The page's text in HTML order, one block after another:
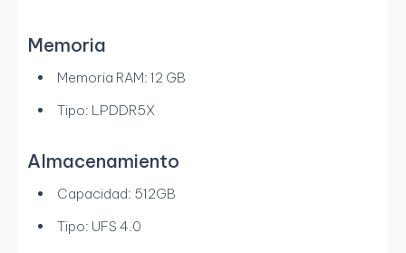
Memoria
Memoria RAM: 12 GB
Tipo: LPDDR5X
Almacenamiento
Capacidad: 512GB
Tipo: UFS 4.0